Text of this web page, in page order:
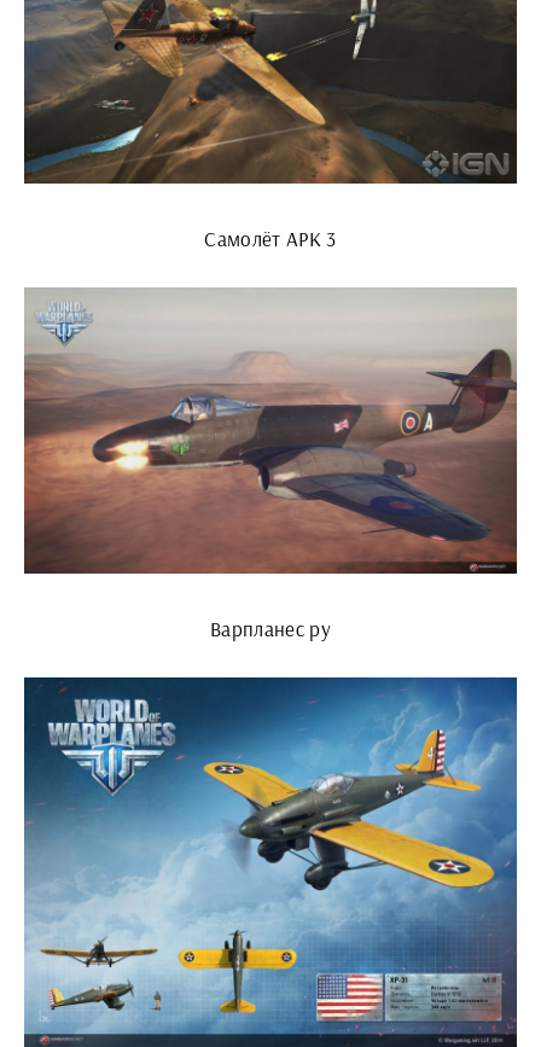
Самолёт АРК 3
Варпланес ру